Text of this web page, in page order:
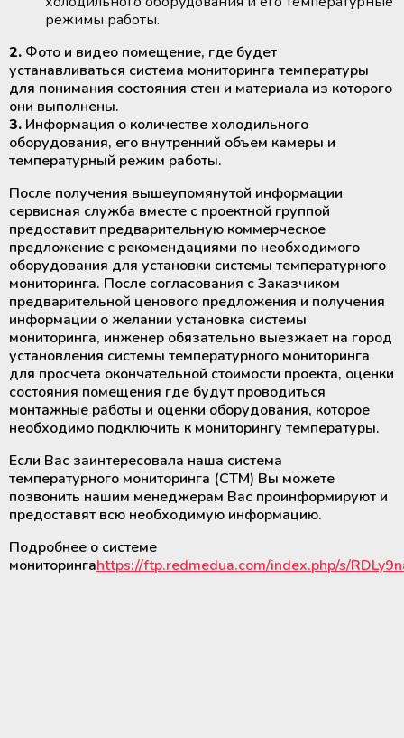
режимы работы.
2. Фото и видео помещение, где будет
устанавливаться система мониторинга температуры
для понимания состояния стен и материала из которого
они выполнены.
3. Информация о количестве холодильного
оборудования, его внутренний объем камеры и
температурный режим работы.
После получения вышеупомянутой информации
сервисная служба вместе с проектной группой
предоставит предварительную коммерческое
предложение с рекомендациями по необходимого
оборудования для установки системы температурного
мониторинга. После согласования с Заказчиком
предварительной ценового предложения и получения
информации о желании установка системы
мониторинга, инженер обязательно выезжает на город
установления системы температурного мониторинга
для просчета окончательной стоимости проекта, оценки
состояния помещения где будут проводиться
монтажные работы и оценки оборудования, которое
необходимо подключить к мониторингу температуры.
Если Вас заинтересовала наша система
температурного мониторинга (СТМ) Вы можете
позвонить нашим менеджерам Вас проинформируют и
предоставят всю необходимую информацию.
Подробнее о системе
мониторингаhttps://ftp.redmedua.com/index.php/s/